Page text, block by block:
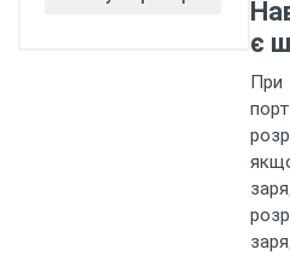
електромобіля
є